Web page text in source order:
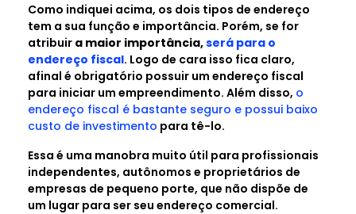
Como indiquei acima, os dois tipos de endereço
tem a sua função e importância. Porém, se for
atribuir a maior importância,será para o
endereço fiscal. Logo de cara isso fica claro,
afinal é obrigatório possuir um endereço fiscal
para iniciar um empreendimento. Além disso, o
endereço fiscal é bastante seguro e possui baixo
custo de investimento para tê-lo.
Essa é uma manobra muito útil para profissionais
independentes, autônomos e proprietários de
empresas de pequeno porte, que não dispõe de
um lugar para ser seu endereço comercial.